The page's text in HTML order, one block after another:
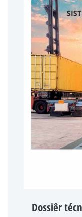
Dossiêr